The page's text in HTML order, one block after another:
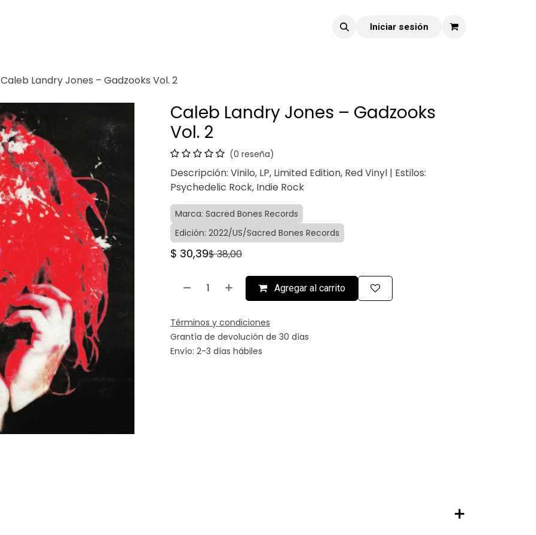
Iniciar sesión
Caleb Landry Jones – Gadzooks Vol. 2
Caleb Landry Jones – Gadzooks
Vol. 2
(0 reseña)
Descripción: Vinilo, LP, Limited Edition, Red Vinyl | Estilos:
Psychedelic Rock, Indie Rock
Marca: Sacred Bones Records
Edición: 2022/US/Sacred Bones Records
$ 30,39$38,00
Agregar al carrito
Términos y condiciones
Grantía de devolución de 30 días
Envío: 2-3 días hábiles